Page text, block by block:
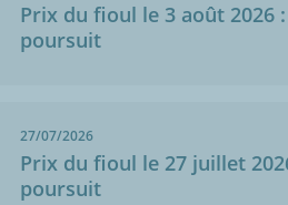
Prix du fioul le 3 août 2026
poursuit
27/07/2026
Prix du fioul le 27 juillet
poursuit